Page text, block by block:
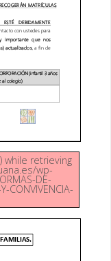
while retrieving
wp-
DE-
CONVIVENCIA-